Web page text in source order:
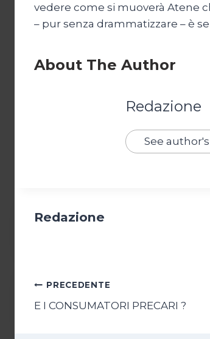
vedere come si muoverà Atene
– pur senza drammatizzare – è
About The Author
Redazione
See
Redazione
Navigazione
articoli
PRECEDENTE
E I CONSUMATORI PRECARI ?